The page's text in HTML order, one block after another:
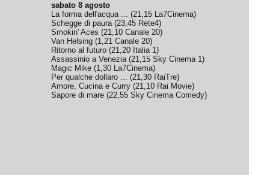
sabato 8 agosto
La forma dell'acqua ... (21,15 La7Cinema)
Schegge di paura(23,45 Rete4)
Smokin' Aces (21,10 Canale 20)
Van Helsing (1,21 Canale 20)
Ritorno al futuro (21,20 Italia 1)
Assassinio a Venezia(21,15 Sky Cinema 1)
Magic Mike (1,30 La7Cinema)
Per qualche dollaro ... (21,30 RaiTre)
Amore, Cucina e Curry (21,10 Rai Movie)
Sapore di mare (22,55 Sky Cinema Comedy)